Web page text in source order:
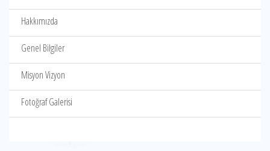
Hakkımızda
Genel Bilgiler
Misyon Vizyon
Fotoğraf Galerisi